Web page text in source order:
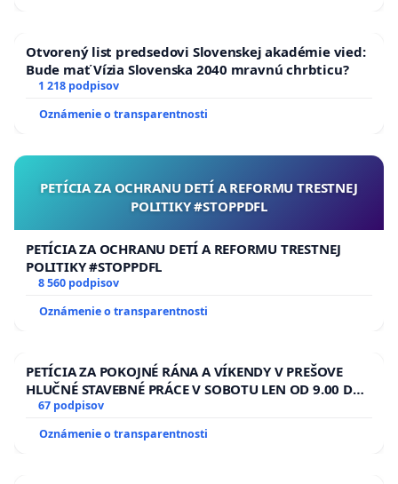
Otvorený list predsedovi Slovenskej akadémie vied:
Bude mať Vízia Slovenska 2040 mravnú chrbticu?
1 218 podpisov
Oznámenie o transparentnosti
PETÍCIA ZA OCHRANU DETÍ A REFORMU TRESTNEJ
POLITIKY #STOPPDFL
PETÍCIA ZA OCHRANU DETÍ A REFORMU TRESTNEJ
POLITIKY #STOPPDFL
8 560 podpisov
Oznámenie o transparentnosti
PETÍCIA ZA POKOJNÉ RÁNA A VÍKENDY V PREŠOVE
HLUČNÉ STAVEBNÉ PRÁCE V SOBOTU LEN OD 9.00 DO
13.00 HOD., CEZ PRACOVNÝ TÝŽDEŇ CIEĽ 8.00 – 18.00
HOD. A PRAVIDELNÁ KONTROLA STAVBY C-AREA NA
ĎUMBIERSKEJ/MAGU
67 podpisov
Oznámenie o transparentnosti